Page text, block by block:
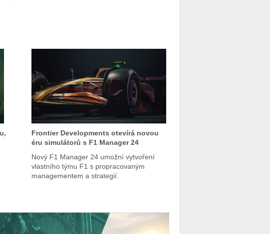
Frontier Developments otevírá novou
éru simulátorů s F1 Manager 24
Nový F1 Manager 24 umožní vytvoření
vlastního týmu F1 s propracovaným
managementem a strategií.